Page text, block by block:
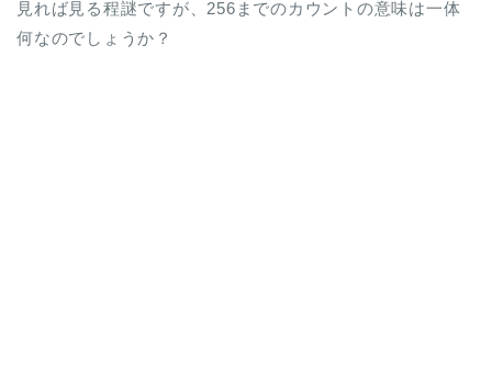
見れば見る程謎ですが、256までのカウントの意味は一体
何なのでしょうか？